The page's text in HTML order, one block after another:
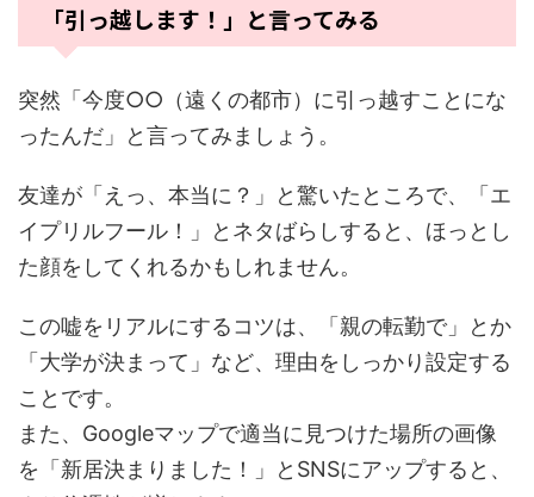
「引っ越します！」と言ってみる
突然「今度○○（遠くの都市）に引っ越すことにな
ったんだ」と言ってみましょう。
友達が「えっ、本当に？」と驚いたところで、「エ
イプリルフール！」とネタばらしすると、ほっとし
た顔をしてくれるかもしれません。
この嘘をリアルにするコツは、「親の転勤で」とか
「大学が決まって」など、理由をしっかり設定する
ことです。
また、Googleマップで適当に見つけた場所の画像
を「新居決まりました！」とSNSにアップすると、